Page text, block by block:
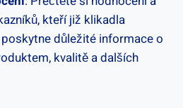
‌kteří již ⁤klikadla
důležité ⁤informace o
kvalitě a dalších